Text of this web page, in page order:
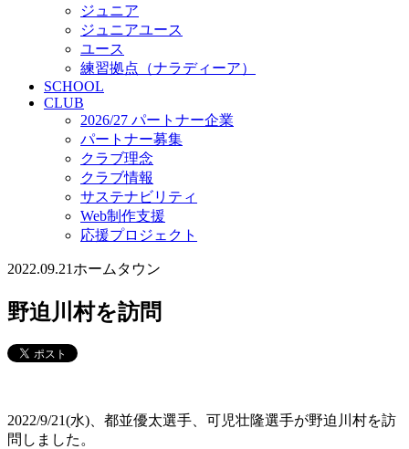
ジュニア
ジュニアユース
ユース
練習拠点（ナラディーア）
SCHOOL
CLUB
2026/27 パートナー企業
パートナー募集
クラブ理念
クラブ情報
サステナビリティ
Web制作支援
応援プロジェクト
2022.09.21 ホームタウン
野迫川村を訪問
2022/9/21(水)、都並優太選手、可児壮隆選手が野迫川村を訪
問しました。